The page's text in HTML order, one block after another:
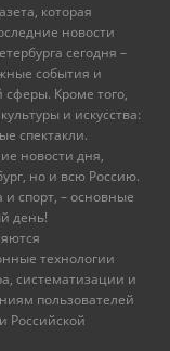
которая
новости
сегодня –
события и
Кроме того,
и искусства:
спектакли.
новости дня,
но и всю Россию.
и спорт, – основные
день!
технологии
систематизации и
пользователей
Российской